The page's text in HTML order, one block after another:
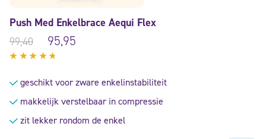
Push Med Enkelbrace Aequi Flex
99,40
95,95
uit 5
geschikt voor zware enkelinstabiliteit
makkelijk verstelbaar in compressie
zit lekker rondom de enkel